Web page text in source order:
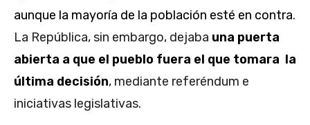
aunque la mayoría de la población esté en contra.
La República, sin embargo, dejaba una puerta
abierta a que el pueblo fuera el que tomara la
última decisión, mediante referéndum e
iniciativas legislativas.